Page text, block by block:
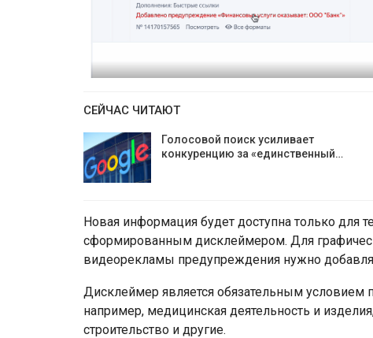
СЕЙЧАС ЧИТАЮТ
Голосовой поиск усиливает
конкуренцию за «единственный…
Новая информация будет доступна только для
сформированным дисклеймером. Для
видеорекламы предупреждения нужно
Дисклеймер является обязательным условием
например, медицинская деятельность и
строительство и другие.